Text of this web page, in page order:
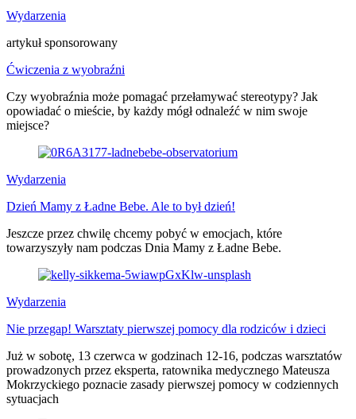
Wydarzenia
artykuł sponsorowany
Ćwiczenia z wyobraźni
Czy wyobraźnia może pomagać przełamywać stereotypy? Jak
opowiadać o mieście, by każdy mógł odnaleźć w nim swoje
miejsce?
Wydarzenia
Dzień Mamy z Ładne Bebe. Ale to był dzień!
Jeszcze przez chwilę chcemy pobyć w emocjach, które
towarzyszyły nam podczas Dnia Mamy z Ładne Bebe.
Wydarzenia
Nie przegap! Warsztaty pierwszej pomocy dla rodziców i dzieci
Już w sobotę, 13 czerwca w godzinach 12-16, podczas warsztatów
prowadzonych przez eksperta, ratownika medycznego Mateusza
Mokrzyckiego poznacie zasady pierwszej pomocy w codziennych
sytuacjach